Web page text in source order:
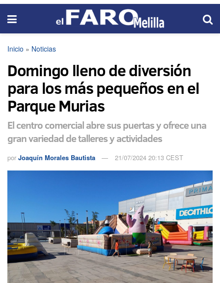
Inicio » Noticias
Domingo lleno de diversión
para los más pequeños en el
Parque Murias
El centro comercial abre sus puertas y ofrece una
gran variedad de talleres y actividades
por Joaquín Morales Bautista 21/07/2024 20:13 CEST